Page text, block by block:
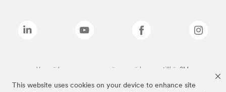
This website uses cookies on your device to enhance site
Varumärken som anges ovan är varumärken som tillhör 3M.